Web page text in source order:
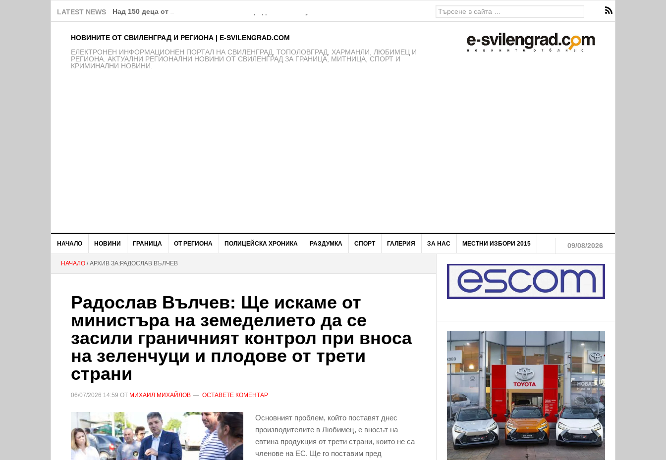
LATEST NEWS Над 150 деца от школата на ФК Свиленград – 1921 получават нови екипи
НОВИНИТЕ ОТ СВИЛЕНГРАД И РЕГИОНА | E-SVILENGRAD.COM
EЛЕКТРОНЕН ИНФОРМАЦИОНЕН ПОРТАЛ НА СВИЛЕНГРАД, ТОПОЛОВГРАД, ХАРМАНЛИ, ЛЮБИМЕЦ И
РЕГИОНА. АКТУАЛНИ РЕГИОНАЛНИ НОВИНИ ОТ СВИЛЕНГРАД ЗА ГРАНИЦА, МИТНИЦА, СПОРТ И
КРИМИНАЛНИ НОВИНИ.
НАЧАЛО НОВИНИ ГРАНИЦА ОТ РЕГИОНА ПОЛИЦЕЙСКА ХРОНИКА РАЗДУМКА СПОРТ ГАЛЕРИЯ ЗА НАС МЕСТНИ ИЗБОРИ 2015 09/08/2026
НАЧАЛО / АРХИВ ЗА:РАДОСЛАВ ВЪЛЧЕВ
Радослав Вълчев: Ще искаме от
министъра на земеделието да се
засили граничният контрол при вноса
на зеленчуци и плодове от трети
страни
06/07/2026 14:59 ОТ МИХАИЛ МИХАЙЛОВ ОСТАВЕТЕ КОМЕНТАР
Основният проблем, който поставят днес
производителите в Любимец, е вносът на
евтина продукция от трети страни, които не са
членове на ЕС. Ще го поставим пред